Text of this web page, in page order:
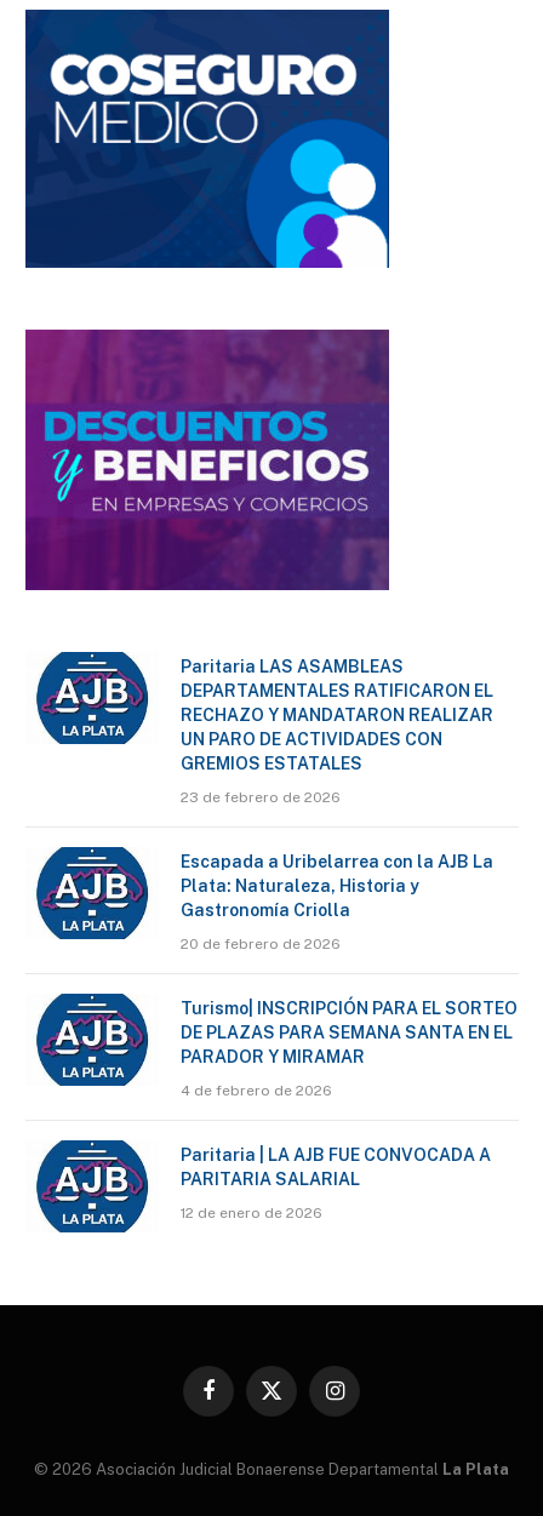
Paritaria LAS ASAMBLEAS
DEPARTAMENTALES RATIFICARON EL
RECHAZO Y MANDATARON REALIZAR
UN PARO DE ACTIVIDADES CON
GREMIOS ESTATALES
23 de febrero de 2026
Escapada a Uribelarrea con la AJB La
Plata: Naturaleza, Historia y
Gastronomía Criolla
20 de febrero de 2026
Turismo| INSCRIPCIÓN PARA EL SORTEO
DE PLAZAS PARA SEMANA SANTA EN EL
PARADOR Y MIRAMAR
4 de febrero de 2026
Paritaria | LA AJB FUE CONVOCADA A
PARITARIA SALARIAL
12 de enero de 2026
Facebook
X
Instagram
© 2026 Asociación Judicial Bonaerense Departamental La Plata